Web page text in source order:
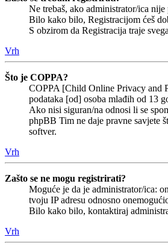
Ne trebaš, ako administrator/ica
Bilo kako bilo, Registracijom ćeš
S obzirom da Registracija traje
Vrh
Što je COPPA?
COPPA [Child Online Privacy and
podataka [od] osoba mlađih od 13
Ako nisi siguran/na odnosi li se
phpBB Tim ne daje pravne savjete
softver.
Vrh
Zašto se ne mogu registrirati?
Moguće je da je administrator/ica:
tvoju IP adresu odnosno
Bilo kako bilo, kontaktiraj
Vrh